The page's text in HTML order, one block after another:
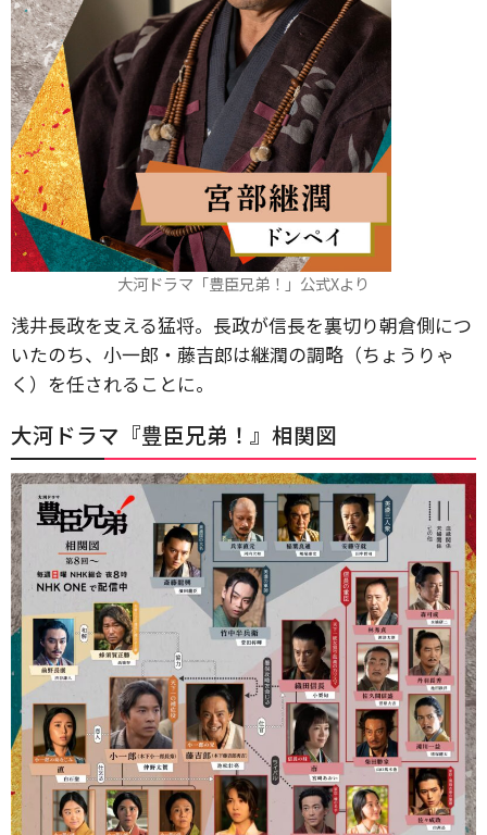
大河ドラマ「豊臣兄弟！」公式Xより
浅井長政を支える猛将。長政が信長を裏切り朝倉側につ
いたのち、小一郎・藤吉郎は継潤の調略（ちょうりゃ
く）を任されることに。
大河ドラマ『豊臣兄弟！』相関図